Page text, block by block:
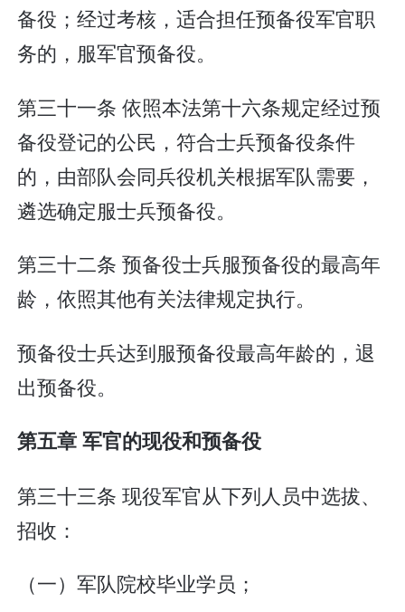
备役；经过考核，适合担任预备役军官职
务的，服军官预备役。
第三十一条 依照本法第十六条规定经过预
备役登记的公民，符合士兵预备役条件
的，由部队会同兵役机关根据军队需要，
遴选确定服士兵预备役。
第三十二条 预备役士兵服预备役的最高年
龄，依照其他有关法律规定执行。
预备役士兵达到服预备役最高年龄的，退
出预备役。
第五章 军官的现役和预备役
第三十三条 现役军官从下列人员中选拔、
招收：
（一）军队院校毕业学员；